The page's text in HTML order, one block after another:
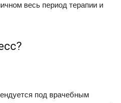
весь период терапии и
под врачебным